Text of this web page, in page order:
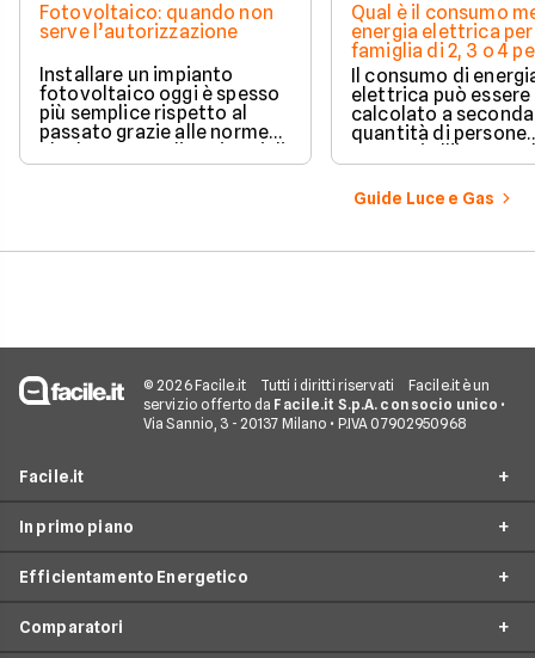
Fotovoltaico: quando non
serve l’autorizzazione
Installare un impianto
fotovoltaico oggi è spesso
più semplice rispetto al
passato grazie alle norme
che hanno ampliato i casi di
edilizia libera.
Qual è il consumo
energia elettrica per
famiglia di 2, 3 o 4
Il consumo di
elettrica può essere
calcolato a
quantità di persone
presenti all'interno
determinato
numerosi i fattori
influenzano questo
considerazione per
Guide Luce e Gas
© 2026 Facile.it Tutti i diritti riservati
Facile.it è un
servizio offerto da Facile.it S.p.A. con socio unico •
Via Sannio, 3 - 20137 Milano • P.IVA 07902950968
Facile.it
Assicurazioni
Prestiti
In primo piano
Offerte Luce e Gas
Efficientamento Energetico
Impianto fotovoltaico
Comparatori